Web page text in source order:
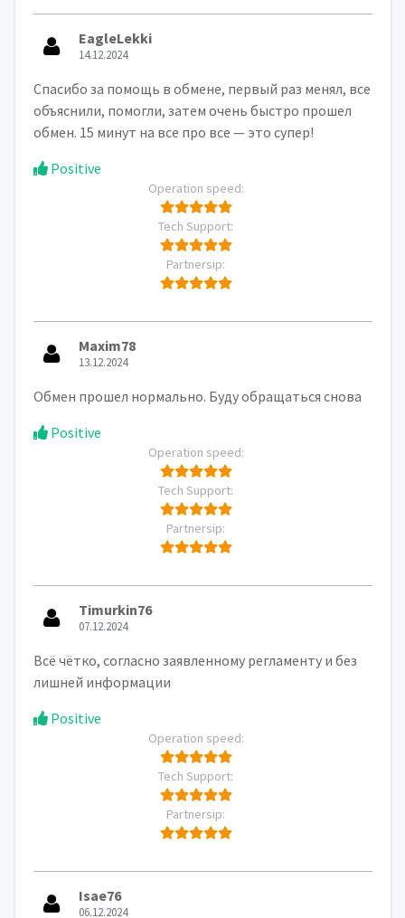
EagleLekki
14.12.2024
Спасибо за помощь в обмене, первый раз менял, все
объяснили, помогли, затем очень быстро прошел
обмен. 15 минут на все про все — это супер!
Positive
Operation speed:
Tech Support:
Partnersip:
Maxim78
13.12.2024
Обмен прошел нормально. Буду обращаться снова
Positive
Operation speed:
Tech Support:
Partnersip:
Timurkin76
07.12.2024
Всё чётко, согласно заявленному регламенту и без
лишней информации
Positive
Operation speed:
Tech Support:
Partnersip:
Isae76
06.12.2024